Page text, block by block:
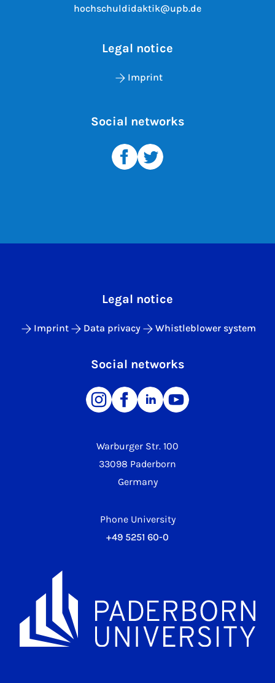
hochschuldidaktik@upb.de
Legal notice
Imprint
Social networks
Warburger Str. 100
33098 Paderborn
Germany
Phone University
+49 5251 60-0
Legal notice
Imprint Data privacy Whistleblower system
Social networks